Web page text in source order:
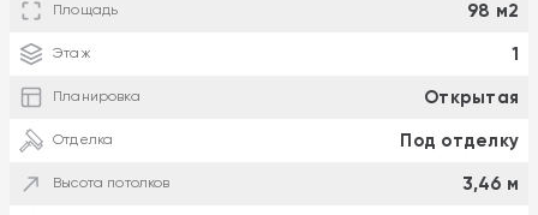
Площадь 98 м2
Этаж 1
Планировка Открытая
Отделка Под отделку
Высота потолков 3,46 м